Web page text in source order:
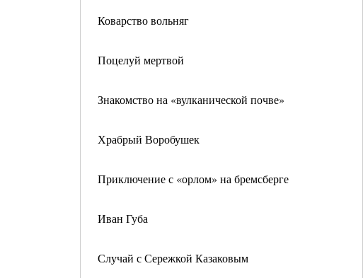
Коварство вольняг
Поцелуй мертвой
Знакомство на «вулканической почве»
Храбрый Воробушек
Приключение с «орлом» на бремсберге
Иван Губа
Случай с Сережкой Казаковым